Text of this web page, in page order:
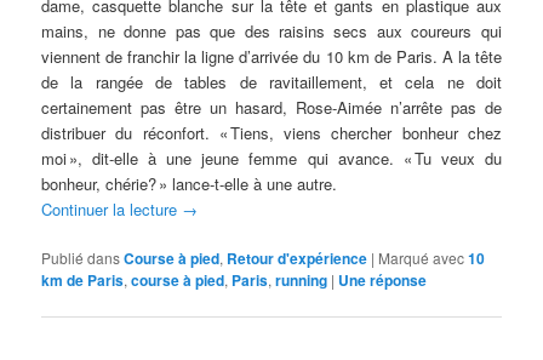
dame, casquette blanche sur la tête et gants en plastique aux
mains, ne donne pas que des raisins secs aux coureurs qui
viennent de franchir la ligne d’arrivée du 10 km de Paris. A la tête
de la rangée de tables de ravitaillement, et cela ne doit
certainement pas être un hasard, Rose-Aimée n’arrête pas de
distribuer du réconfort. « Tiens, viens chercher bonheur chez
moi », dit-elle à une jeune femme qui avance. « Tu veux du
bonheur, chérie? » lance-t-elle à une autre.
Continuer la lecture →
Publié dansCourse à pied, Retour d'expérience | Marqué avec10
km de Paris,course à pied, Paris,running | Uneréponse